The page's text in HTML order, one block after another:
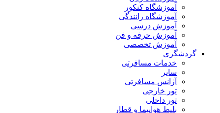
آموزشگاه کنکور
آموزشگاه رانندگی
آموزش درسی
آموزش حرفه و فن
آموزش تخصصی
گردشگری
خدمات مسافرتی
سایر
آژانس مسافرتی
تور خارجی
تور داخلی
بلیط هواپیما و قطار